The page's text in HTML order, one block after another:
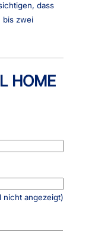
dass
bis zwei
HOME
nicht angezeigt)